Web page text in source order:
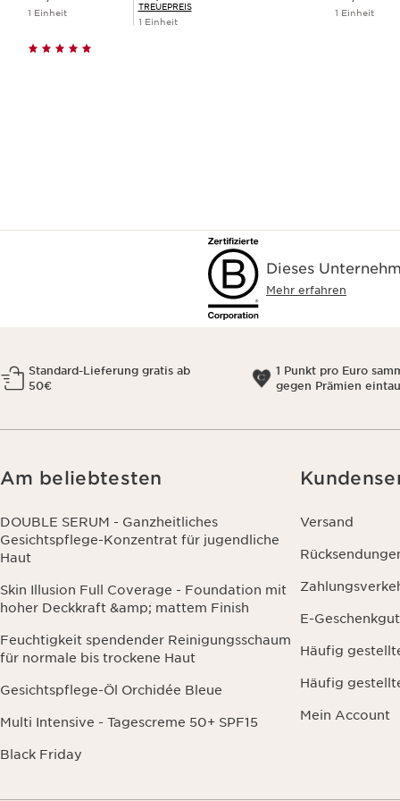
1 Einheit
TREUEPREIS
1 Einheit
1 Einheit
Dieses
Mehr erfahren
Standard-Lieferung gratis ab
50€
1 Punkt pro Euro
gegen Prämien
Am beliebtesten
DOUBLE SERUM - Ganzheitliches
Gesichtspflege-Konzentrat für jugendliche
Haut
Skin Illusion Full Coverage - Foundation mit
hoher Deckkraft &amp; mattem Finish
Feuchtigkeit spendender Reinigungsschaum
für normale bis trockene Haut
Gesichtspflege-Öl Orchidée Bleue
Multi Intensive - Tagescreme 50+ SPF15
Black Friday
Versand
E-
Häufig
Häufig
Mein Account